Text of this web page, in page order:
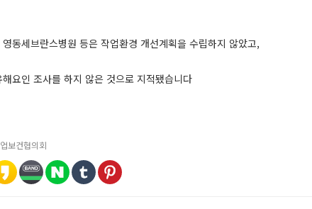
동세브란스병원 등은 작업환경 개선계획을 수립하지 않았고,
요인 조사를 하지 않은 것으로 지적됐습니다
보건협의회